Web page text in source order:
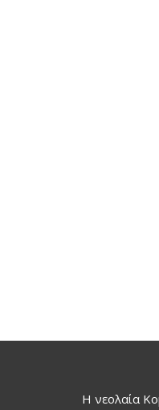
Η νεολαία